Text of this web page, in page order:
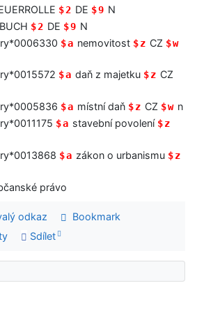
$2 DE $9 N
$2 DE $9 N
$a nemovitost $z CZ $w
$a daň z majetku $z CZ
$a místní daň $z CZ $w n
$a stavební povolení $z
$a zákon o urbanismu $z
právo
odkaz
Bookmark
Sdílet